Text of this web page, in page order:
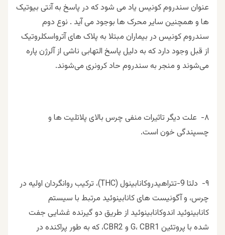
عنوان سندروم کونیس یاد می شود كه در پاسخ به آنتی بیوتیک
ها و همچنین سایر محرک ها بوجود مى آيد . نوع دوم
سندروم کونیس در بیماران مبتلا به پلاک ‌های آترواسکلروتیک
از قبل وجود دارد که به دلیل پاسخ التهابی ناشی از آلرژن پاره
می‌شوند و منجر به سندروم حاد کرونری می‌شوند.
٨- علت ديگر تاثيرات منفى چرس بالاى پلاتليت ها و
چسپندگى خون است.
٩- دلتا 9-تتراهیدروکانابینول (THC)، ترکیب روانگردان اولیه در
چرس، و آگونیست های کانابینوئید مرتبط با سیستم
کانابینوئید اندوکانابینوئید از طریق دو گیرنده غشایی جفت
شده با پروتئین G، CBR1 و CBR2، که به طور پراکنده در